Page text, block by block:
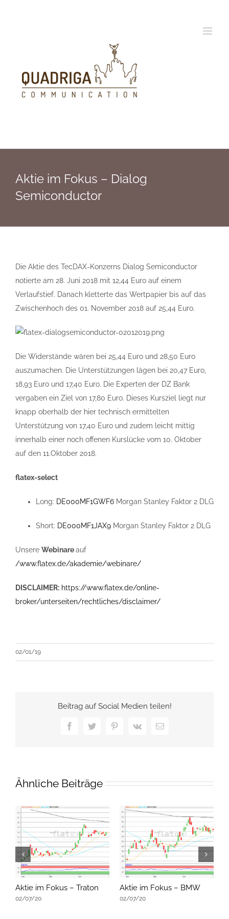
Aktie im Fokus – Dialog
Semiconductor
Die Aktie des TecDAX-Konzerns Dialog Semiconductor
notierte am 28. Juni 2018 mit 12,44 Euro auf einem
Verlaufstief. Danach kletterte das Wertpapier bis auf das
Zwischenhoch des 01. November 2018 auf 25,44 Euro.
Die Widerstände wären bei 25,44 Euro und 28,50 Euro
auszumachen. Die Unterstützungen lägen bei 20,47 Euro,
18,93 Euro und 17,40 Euro. Die Experten der DZ Bank
vergaben ein Ziel von 17,80 Euro. Dieses Kursziel liegt nur
knapp oberhalb der hier technisch ermittelten
Unterstützung von 17,40 Euro und zudem leicht mittig
innerhalb einer noch offenen Kurslücke vom 10. Oktober
auf den 11.Oktober 2018.
flatex-select
Long: DE000MF1GWF6 Morgan Stanley Faktor 2 DLG
Short: DE000MF1JAX9 Morgan Stanley Faktor 2 DLG
Unsere Webinareauf
/www.flatex.de/akademie/webinare/
DISCLAIMER: https://www.flatex.de/online-
broker/unterseiten/rechtliches/disclaimer/
02/01/19
Beitrag auf Social Medien teilen!
FacebookTwitterPinterest
Vk
E-
Ähnliche Beiträge
Aktie im Fokus – Traton
02/07/20
Aktie im Fokus – BMW
02/07/20